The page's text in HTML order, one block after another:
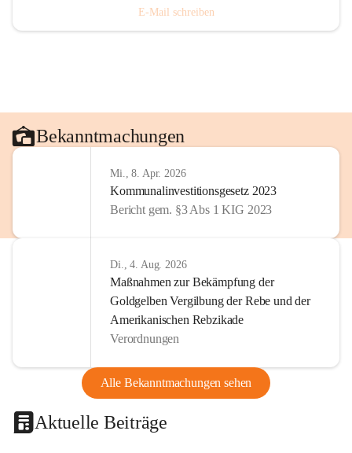
E-Mail schreiben
Bekanntmachungen
Mi., 8. Apr. 2026
Kommunalinvestitionsgesetz 2023
Bericht gem. §3 Abs 1 KIG 2023
Di., 4. Aug. 2026
Maßnahmen zur Bekämpfung der
Goldgelben Vergilbung der Rebe und der
Amerikanischen Rebzikade
Verordnungen
Alle Bekanntmachungen sehen
Aktuelle Beiträge